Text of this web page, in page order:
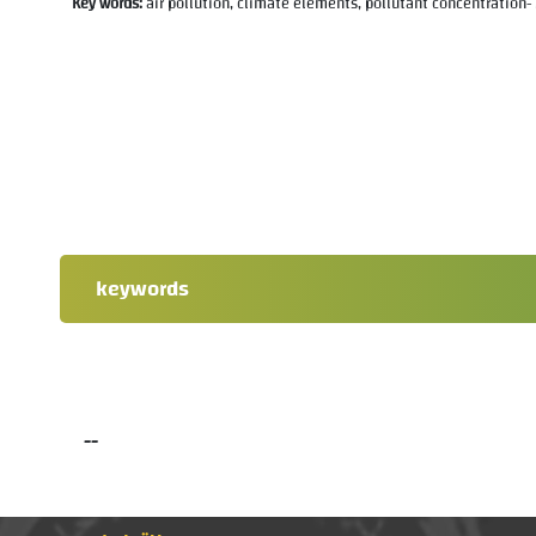
keywords
--